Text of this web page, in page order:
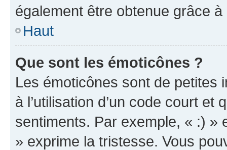
également être obtenue grâce à
Haut
Que sont les émoticônes ?
Les émoticônes sont de petites
à l’utilisation d’un code court et
sentiments. Par exemple, « :) »
» exprime la tristesse. Vous